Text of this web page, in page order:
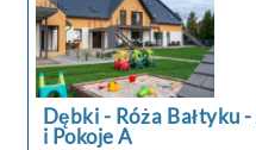
na rowerze.Odległość
obiektu: Dworzec kolejowy –
Lotnisko Gdańsk-Rębiechowo
km od obiektu.Doba
15:00 do 10:00.Prosimy o
Dębki- Róża Bałtyku
i Pokoje A